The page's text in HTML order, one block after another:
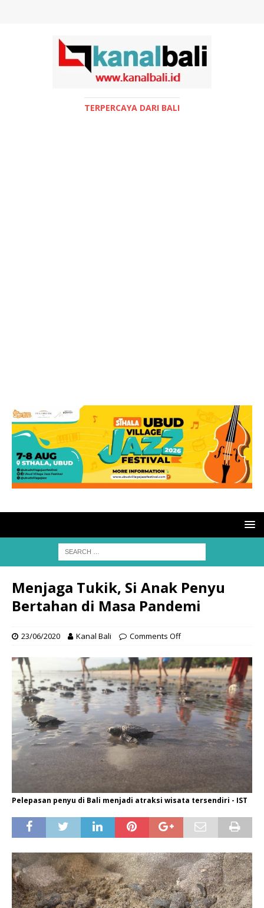
TERPERCAYA DARI BALI
Menjaga Tukik, Si Anak Penyu
Bertahan di Masa Pandemi
23/06/2020 Kanal Bali Comments Off
Pelepasan penyu di Bali menjadi atraksi wisata tersendiri - IST